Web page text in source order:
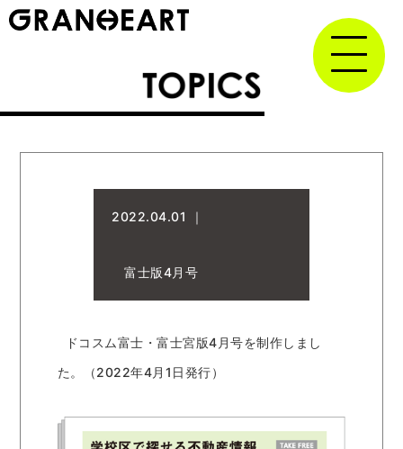
2022.04.01 ｜
富士版4月号
ドコスム富士・富士宮版4月号を制作しまし
た。（2022年4月1日発行）